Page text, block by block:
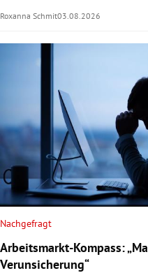
Roxanna Schmit03.08.2026
Nachgefragt
Arbeitsmarkt-Kompass:
Verunsicherung“